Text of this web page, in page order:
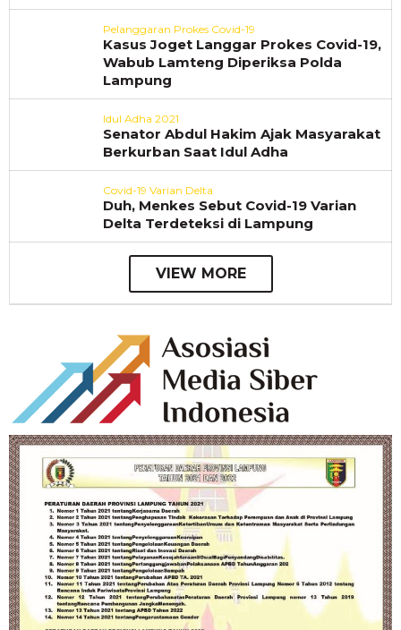
Pelanggaran Prokes Covid-19
Kasus Joget Langgar Prokes Covid-19,
Wabub Lamteng Diperiksa Polda
Lampung
Idul Adha 2021
Senator Abdul Hakim Ajak Masyarakat
Berkurban Saat Idul Adha
Covid-19 Varian Delta
Duh, Menkes Sebut Covid-19 Varian
Delta Terdeteksi di Lampung
VIEW MORE